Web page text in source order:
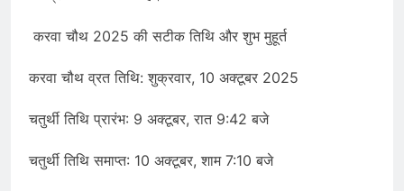
करवा चौथ 2025 की सटीक तिथि और शुभ मुहूर्त
करवा चौथ व्रत तिथि: शुक्रवार, 10 अक्टूबर 2025
चतुर्थी तिथि प्रारंभ: 9 अक्टूबर, रात 9:42 बजे
चतुर्थी तिथि समाप्त: 10 अक्टूबर, शाम 7:10 बजे